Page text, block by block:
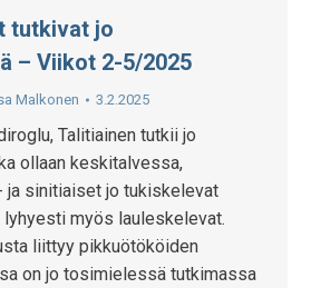
tutkivat jo
– Viikot 2-5/2025
Malkonen 3.2.2025
Talitiainen tutkii jo
ollaan keskitalvessa,
ja sinitiaiset jo tukiskelevat
lyhyesti myös lauleskelevat.
liittyy pikkuötököiden
on jo tosimielessä tutkimassa